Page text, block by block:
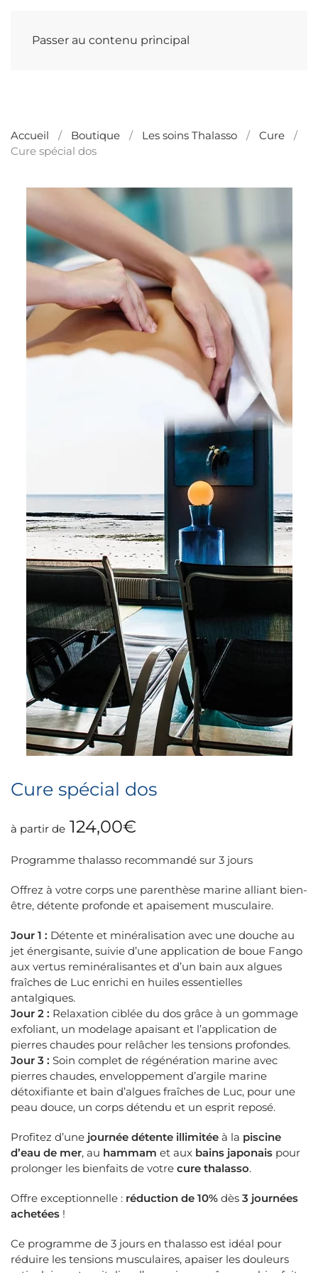
Passer au contenu principal
Accueil Boutique Les soins Thalasso
Cure
Cure spécial dos
Cure spécial dos
à partir de 124,00€
Programme thalasso recommandé sur 3 jours
Offrez à votre corps une parenthèse marine alliant bien-
être, détente profonde et apaisement musculaire.
Jour 1 : Détente et minéralisation avec une douche au
jet énergisante, suivie d’une application de boue Fango
aux vertus reminéralisantes et d’un bain aux algues
fraîches de Luc enrichi en huiles essentielles
antalgiques.
Jour 2 : Relaxation ciblée du dos grâce à un gommage
exfoliant, un modelage apaisant et l’application de
pierres chaudes pour relâcher les tensions profondes.
Jour 3 : Soin complet de régénération marine avec
pierres chaudes, enveloppement d’argile marine
détoxifiante et bain d’algues fraîches de Luc, pour une
peau douce, un corps détendu et un esprit reposé.
Profitez d’une journée détente illimitée à la piscine
d’eau de mer, au hammam et aux bains japonais pour
prolonger les bienfaits de votre cure thalasso.
Offre exceptionnelle : réduction de 10% dès 3 journées
achetées !
Ce programme de 3 jours en thalasso est idéal pour
réduire les tensions musculaires, apaiser les douleurs